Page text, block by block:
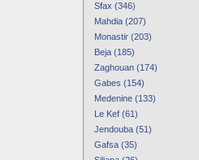
Sfax (346)
Mahdia (207)
Monastir (203)
Beja (185)
Zaghouan (174)
Gabes (154)
Medenine (133)
Le Kef (61)
Jendouba (51)
Gafsa (35)